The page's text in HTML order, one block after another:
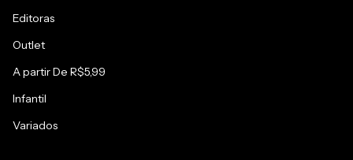
Editoras
Outlet
A partir De R$5,99
Infantil
Variados